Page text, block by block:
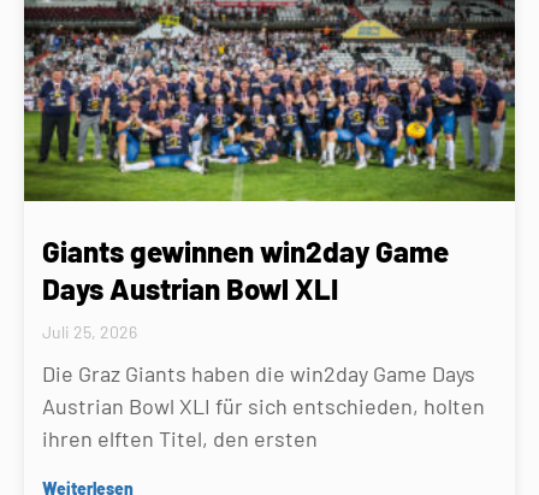
Giants gewinnen win2day Game
Days Austrian Bowl XLI
Juli 25, 2026
Die Graz Giants haben die win2day Game Days
Austrian Bowl XLI für sich entschieden, holten
ihren elften Titel, den ersten
Weiterlesen